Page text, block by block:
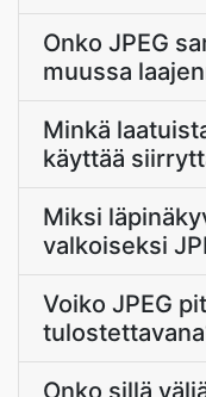
Onko JPEG
muussa
Minkä
käyttää
Miksi
valkoiseksi
Voiko JPEG
Onko sillä